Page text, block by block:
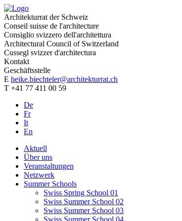
Architekturrat der Schweiz
Conseil suisse de l'architecture
Consiglio svizzero dell'architettura
Architectural Council of Switzerland
Cussegl svizzer d'architectura
Kontakt
Geschäftsstelle
E heike.biechteler@architekturrat.ch
T +41 77 411 00 59
De
Fr
It
En
Aktuell
Über uns
Veranstaltungen
Netzwerk
Summer Schools
Swiss Spring School 01
Swiss Summer School 02
Swiss Summer School 03
Swiss Summer School 04